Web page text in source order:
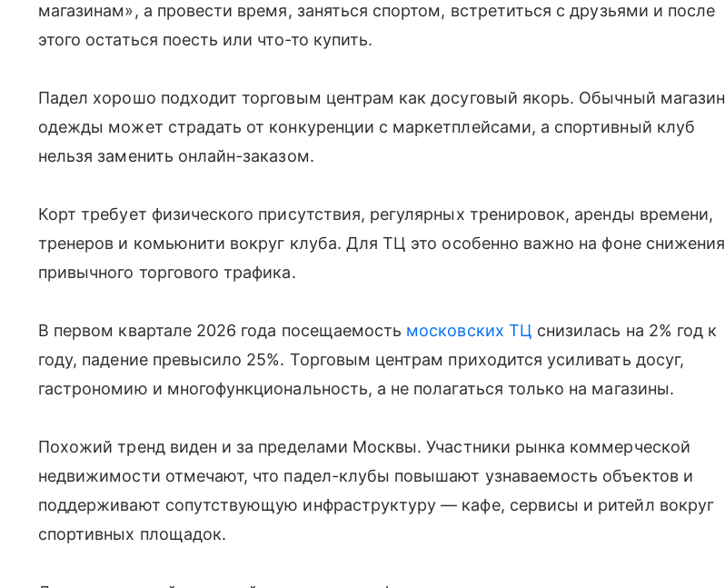
магазинам», а провести время, заняться спортом, встретиться с друзьями и после
этого остаться поесть или что-то купить.
Падел хорошо подходит торговым центрам как досуговый якорь. Обычный магазин
одежды может страдать от конкуренции с маркетплейсами, а спортивный клуб
нельзя заменить онлайн-заказом.
Корт требует физического присутствия, регулярных тренировок, аренды времени,
тренеров и комьюнити вокруг клуба. Для ТЦ это особенно важно на фоне снижения
привычного торгового трафика.
В первом квартале 2026 года посещаемость московских ТЦ снизилась на 2% год к
году, падение превысило 25%. Торговым центрам приходится усиливать досуг,
гастрономию и многофункциональность, а не полагаться только на магазины.
Похожий тренд виден и за пределами Москвы. Участники рынка коммерческой
недвижимости отмечают, что падел-клубы повышают узнаваемость объектов и
поддерживают сопутствующую инфраструктуру — кафе, сервисы и ритейл вокруг
спортивных площадок.